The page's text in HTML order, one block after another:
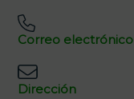
Correo electrónico
Dirección